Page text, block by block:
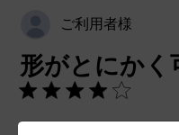
ご利用者様
形がとにか